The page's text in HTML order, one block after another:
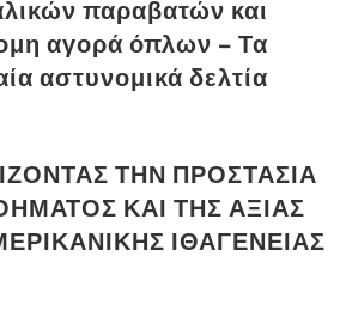
παραβατών και
αγορά όπλων – Τα
αστυνομικά δελτία
ΤΗΝ ΠΡΟΣΤΑΣΙΑ
ΚΑΙ ΤΗΣ ΑΞΙΑΣ
ΙΘΑΓΕΝΕΙΑΣ